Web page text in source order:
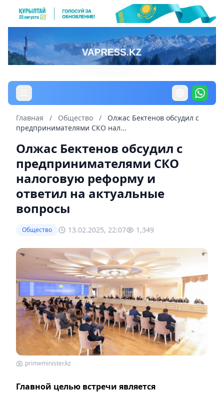
Главная / Общество /
Олжас Бектенов обсудил с
предпринимателями СКО нал...
Олжас Бектенов обсудил с
предпринимателями СКО
налоговую реформу и
ответил на актуальные
вопросы
Общество 13.02.2025, 22:07 1,349
primeminister.kz
Главной целью встречи является